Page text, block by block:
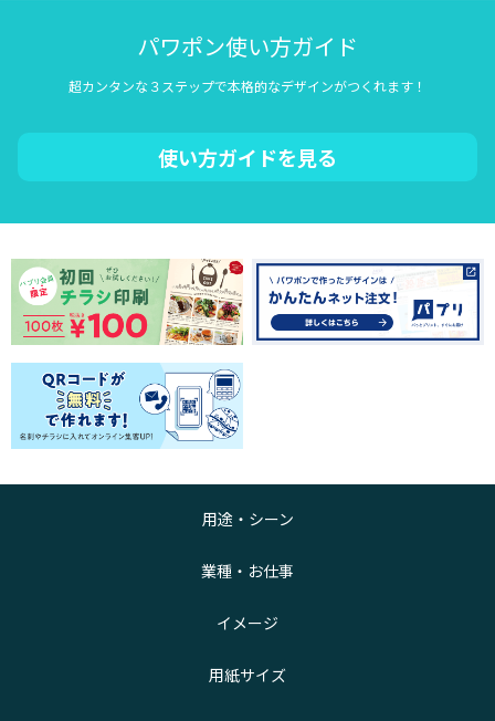
パワポン使い方ガイド
超カンタンな３ステップで本格的なデザインがつくれます！
使い方ガイドを見る
用途・シーン
業種・お仕事
イメージ
用紙サイズ